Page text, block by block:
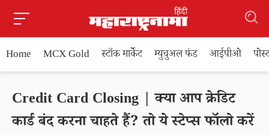
Home MCX Gold स्टॉक मार्केट म्युचुअल फंड आईपीओ
Credit Card Closing | क्या आप क्रेडिट
कार्ड बंद करना चाहते हैं? तो ये स्टेप्स फॉलो करें